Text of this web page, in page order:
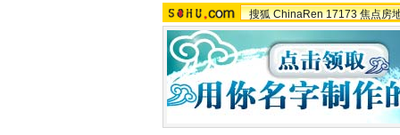
搜狐 ChinaRen 17173 焦点房